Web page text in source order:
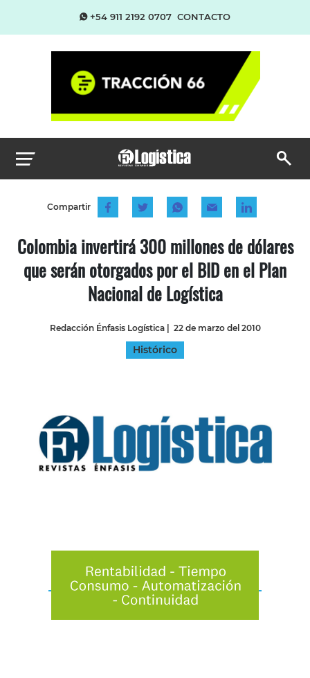
+54 911 2192 0707 CONTACTO
Compartir
Colombia invertirá 300 millones de dólares
que serán otorgados por el BID en el Plan
Nacional de Logística
Redacción Énfasis Logística| 22 de marzo del 2010
Histórico